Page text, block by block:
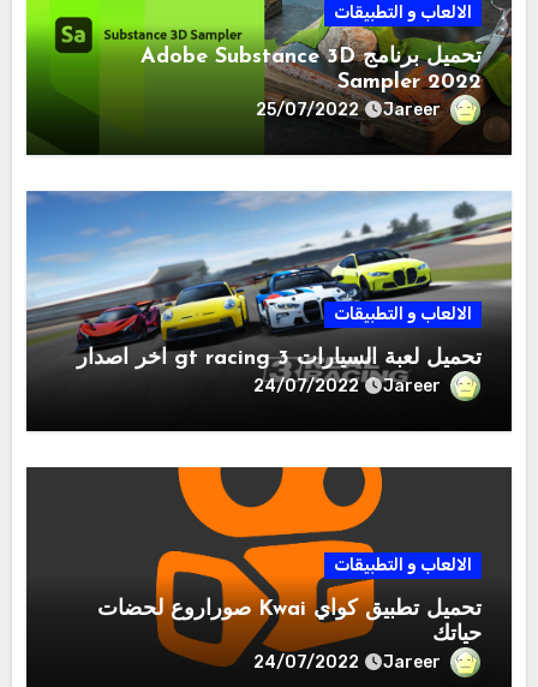
الالعاب و التطبيقات
تحميل برنامج Adobe Substance 3D
Sampler 2022
Jareer
25/07/2022
الالعاب و التطبيقات
تحميل لعبة السيارات gt racing 3 اخر اصدار
Jareer
24/07/2022
الالعاب و التطبيقات
تحميل تطبيق كواي Kwai صوراروع لحضات
حياتك
Jareer
24/07/2022